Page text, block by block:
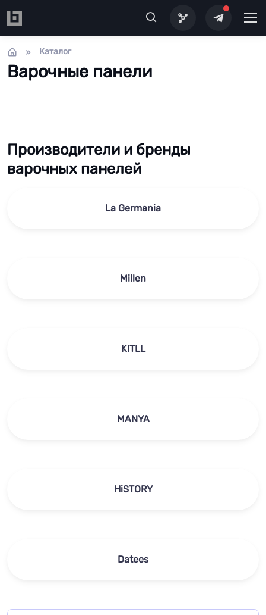
Каталог
Варочные панели
Производители и бренды
варочных панелей
La Germania
Millen
KITLL
MANYA
HiSTORY
Datees